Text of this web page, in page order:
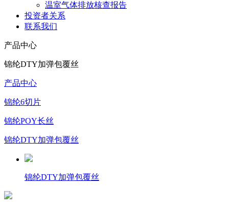
温室气体排放核查报告
投资者关系
联系我们
产品中心
锦纶DTY加弹包覆丝
产品中心
锦纶6切片
锦纶POY长丝
锦纶DTY加弹包覆丝
锦纶DTY加弹包覆丝